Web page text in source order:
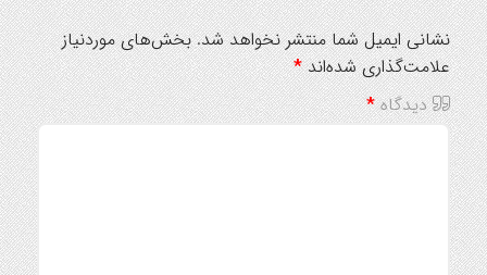
نشانی ایمیل شما منتشر نخواهد شد. بخش‌های موردنیاز
علامت‌گذاری شده‌اند*
دیدگاه*